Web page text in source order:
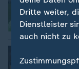
von
:
Dritte weiter,
Dienstleister
auch nicht zu